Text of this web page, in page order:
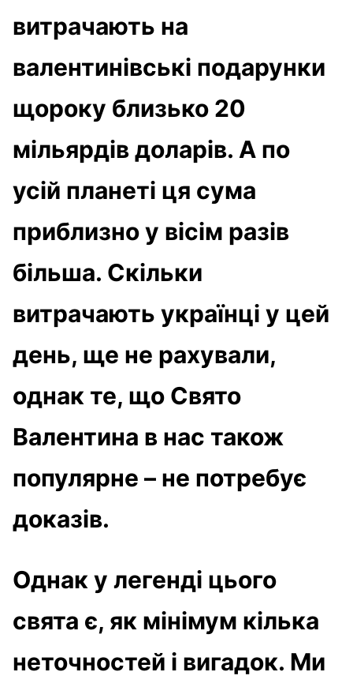
витрачають на
валентинівські подарунки
щороку близько 20
мільярдів доларів. А по
усій планеті ця сума
приблизно у вісім разів
більша. Скільки
витрачають українці у цей
день, ще не рахували,
однак те, що Свято
Валентина в нас також
популярне – не потребує
доказів.
Однак у легенді цього
свята є, як мінімум кілька
неточностей і вигадок. Ми